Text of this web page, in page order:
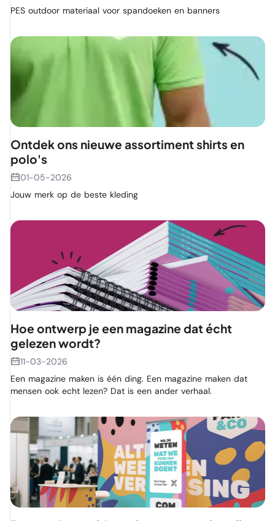
PES outdoor materiaal voor spandoeken en banners
Ontdek ons nieuwe assortiment shirts en
polo's
01-05-2026
Jouw merk op de beste kleding
Hoe ontwerp je een magazine dat écht
gelezen wordt?
11-03-2026
Een magazine maken is één ding. Een magazine maken dat
mensen ook echt lezen? Dat is een ander verhaal.